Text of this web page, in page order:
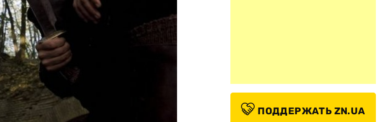
ПОДДЕРЖАТЬ ZN.UA